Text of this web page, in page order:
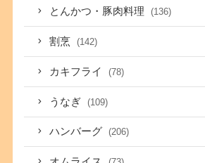
とんかつ・豚肉料理 (136)
割烹 (142)
カキフライ (78)
うなぎ (109)
ハンバーグ (206)